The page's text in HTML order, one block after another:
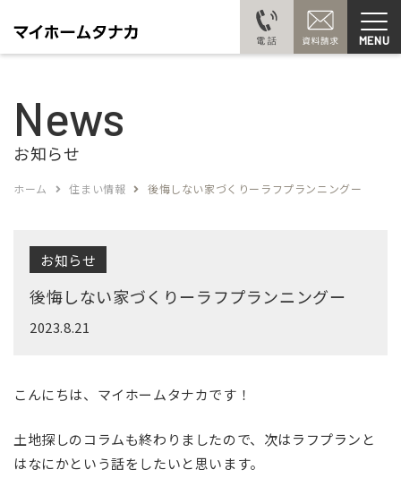
MENU
News
お知らせ
ホーム 住まい情報 後悔しない家づくりーラフプランニングー
お知らせ
後悔しない家づくりーラフプランニングー
2023.8.21
こんにちは、マイホームタナカです！
土地探しのコラムも終わりましたので、次はラフプランと
はなにかという話をしたいと思います。